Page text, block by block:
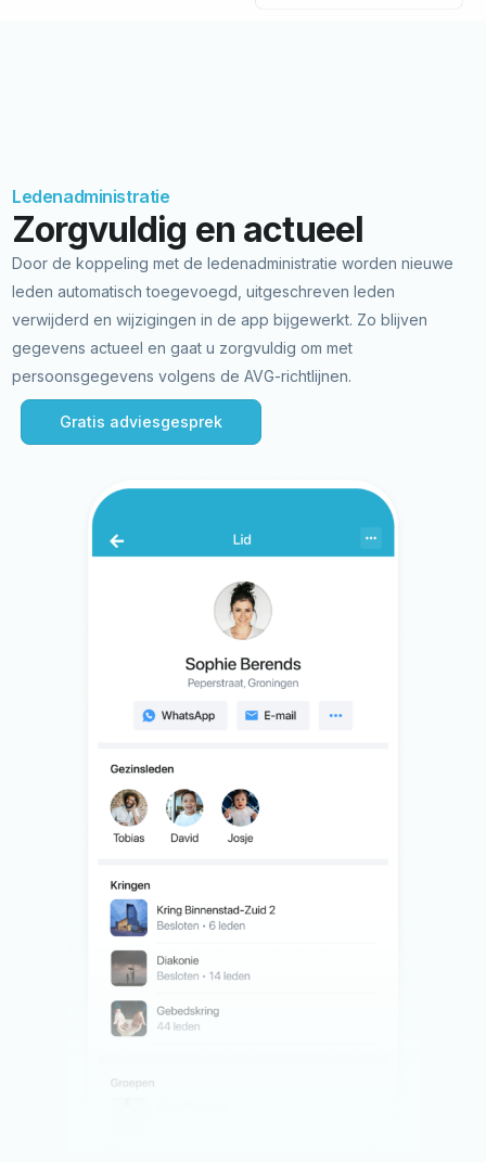
Ledenadministratie
Zorgvuldig en actueel
Door de koppeling met de ledenadministratie worden nieuwe
leden automatisch toegevoegd, uitgeschreven leden
verwijderd en wijzigingen in de app bijgewerkt. Zo blijven
gegevens actueel en gaat u zorgvuldig om met
persoonsgegevens volgens de AVG-richtlijnen.
Gratis adviesgesprek